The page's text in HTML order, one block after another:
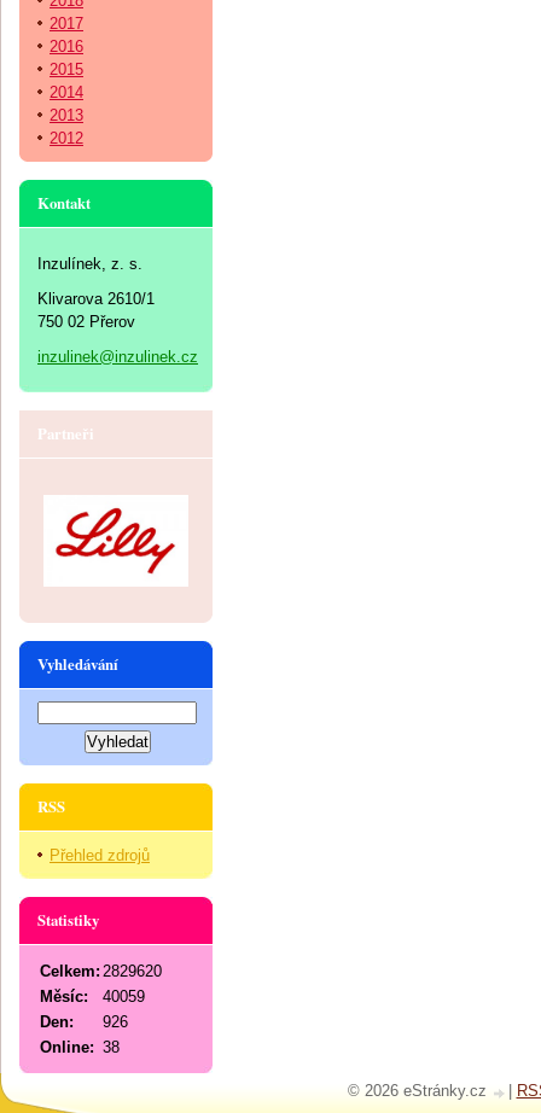
2017
2016
2015
2014
2013
2012
Kontakt
Inzulínek, z. s.
Klivarova 2610/1
750 02 Přerov
inzulinek@inzulinek.cz
Partneři
Vyhledávání
RSS
Přehled zdrojů
Statistiky
Online: 38
Celkem: 2829620
Měsíc:
40059
Den:
926
© 2026 eStránky.cz